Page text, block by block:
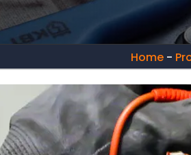
Home-